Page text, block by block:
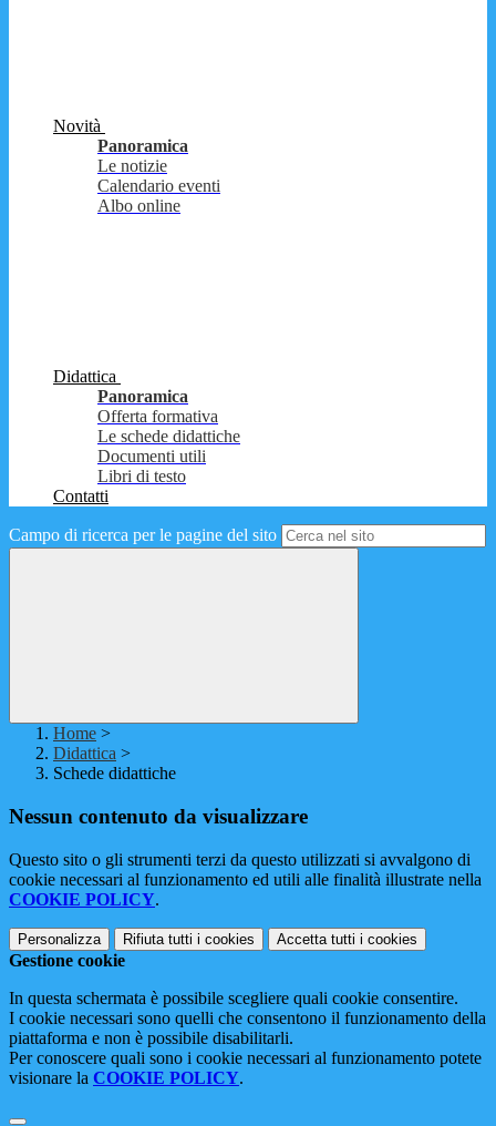
Novità
Panoramica
Le notizie
Calendario eventi
Albo online
Didattica
Panoramica
Offerta formativa
Le schede didattiche
Documenti utili
Libri di testo
Contatti
Campo di ricerca per le pagine del sito
Home >
Didattica >
Schede didattiche
Nessun contenuto da visualizzare
Questo sito o gli strumenti terzi da questo utilizzati si avvalgono di
cookie necessari al funzionamento ed utili alle finalità illustrate nella
COOKIE POLICY.
Personalizza Rifiuta tutti i cookies Accetta tutti i cookies
Gestione cookie
In questa schermata è possibile scegliere quali cookie consentire.
I cookie necessari sono quelli che consentono il funzionamento della
piattaforma e non è possibile disabilitarli.
Per conoscere quali sono i cookie necessari al funzionamento potete
visionare la COOKIE POLICY.